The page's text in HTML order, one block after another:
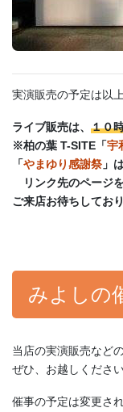
実演販売の予定は以
ライブ販売は、 １０
※柏の葉 T-SITE「宇
「やまゆり感謝祭 」
リンク先のページ
ご来店お待ちしており
みよしの
当店の実演販売など
ぜひ、お越しください
催事の予定は変更さ